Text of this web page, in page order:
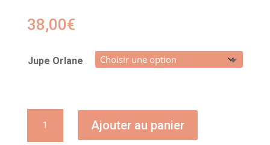
38,00€
Jupe Orlane
Ajouter au panier